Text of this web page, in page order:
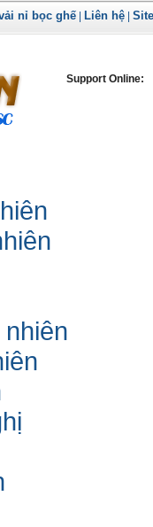
nỉ bọc ghế| Liên hệ|
Support Online: